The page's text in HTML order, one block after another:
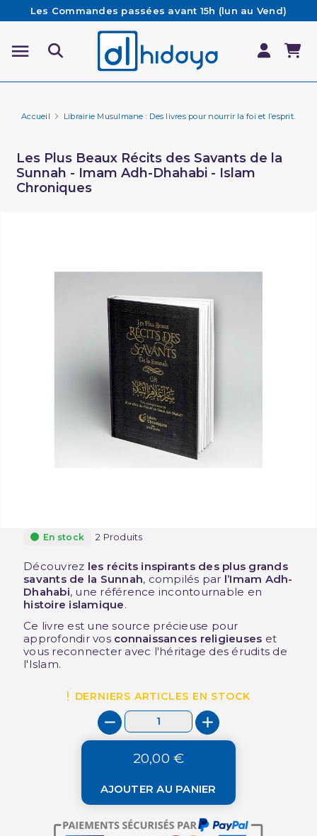
Les Commandes passées avant 15h (lun au Vend)
sont préparées et expédiées le jour même
Besoin d'aide ? Retrouvez notre FAQ
Livraison offerte à partir de 65€ d'achat*
Accueil Librairie Musulmane : Des livres pour nourrir la foi et l’esprit.
Les Plus Beaux Récits des Savants de la
Sunnah - Imam Adh-Dhahabi - Islam
Chroniques
En stock 2 Produits
Découvrez les récits inspirants des plus grands
savants de la Sunnah, compilés par l’Imam Adh-
Dhahabi, une référence incontournable en
histoire islamique.
Ce livre est une source précieuse pour
approfondir vos connaissances religieuses et
vous reconnecter avec l'héritage des érudits de
l'Islam.
DERNIERS ARTICLES EN STOCK
20,00 €
AJOUTER AU PANIER